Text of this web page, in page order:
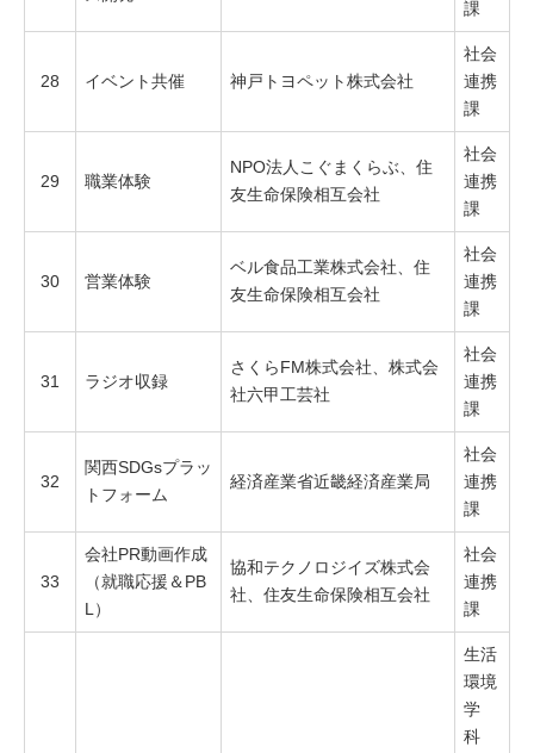
課
28 イベント共催 神戸トヨペット株式会社
社会
連携
課
29 職業体験
NPO法人こぐまくらぶ、住
友生命保険相互会社
社会
連携
課
30 営業体験
ベル食品工業株式会社、住
友生命保険相互会社
社会
連携
課
31 ラジオ収録
さくらFM株式会社、株式会
社六甲工芸社
社会
連携
課
32
関西SDGsプラッ
トフォーム
経済産業省近畿経済産業局
社会
連携
課
33
会社PR動画作成
（就職応援＆PB
L）
協和テクノロジイズ株式会
社、住友生命保険相互会社
社会
連携
課
生活
環境
学
科